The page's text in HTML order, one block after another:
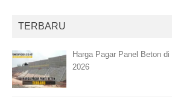
TERBARU
Harga Pagar Panel Beton
2026